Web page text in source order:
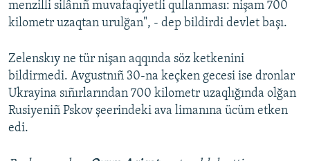
menzilli silânıñ muvafaqiyetli qullanması: nişam 700
kilometr uzaqtan urulğan", - dep bildirdi devlet başı.
Zelenskıy ne tür nişan aqqında söz ketkenini
bildirmedi. Avgustnıñ 30-na keçken gecesi ise dronlar
Ukrayina sıñırlarından 700 kilometr uzaqlığında olğan
Rusiyeniñ Pskov şeerindeki ava limanına ücüm etken
edi.